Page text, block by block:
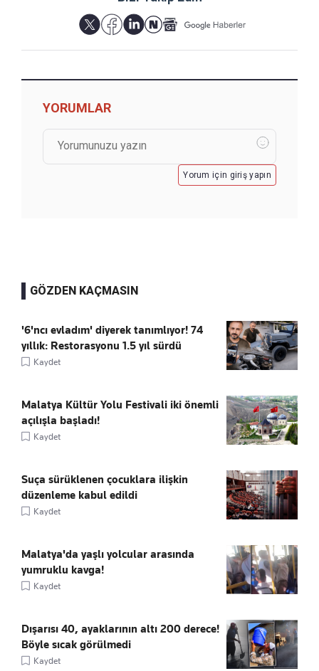
YORUMLAR
Yorum için giriş yapın
GÖZDEN KAÇMASIN
'6'ncı evladım' diyerek tanımlıyor! 74
yıllık: Restorasyonu 1.5 yıl sürdü
Kaydet
Malatya Kültür Yolu Festivali iki önemli
açılışla başladı!
Kaydet
Suça sürüklenen çocuklara ilişkin
düzenleme kabul edildi
Kaydet
Malatya'da yaşlı yolcular arasında
yumruklu kavga!
Kaydet
Dışarısı 40, ayaklarının altı 200 derece!
Böyle sıcak görülmedi
Kaydet